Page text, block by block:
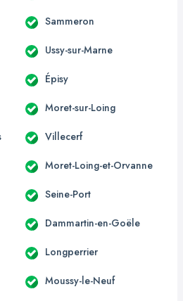
Sammeron
Ussy-sur-Marne
Épisy
Moret-sur-Loing
Villecerf
Moret-Loing-et-Orvanne
Seine-Port
Dammartin-en-Goële
Longperrier
Moussy-le-Neuf